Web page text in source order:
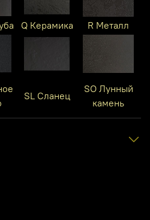
Q Керамика R Металл
SL Сланец
SO Лунный
камень